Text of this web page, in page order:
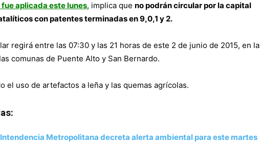
aplicada este lunes, implica que no podrán circular por la capital
con patentes terminadas en 9,0,1 y 2.
regirá entre las 07:30 y las 21 horas de este 2 de junio de 2015, en la
comunas de Puente Alto y San Bernardo.
el uso de artefactos a leña y las quemas agrícolas.
Metropolitana decreta alerta ambiental para este martes